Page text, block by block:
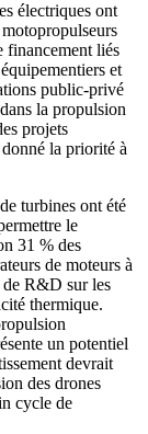
électriques ont
financement liés
et
public-privé
la propulsion
projets
la priorité à
turbines ont été
le
31 % des
de moteurs à
de R&D sur les
thermique.
un potentiel
devrait
des drones
cycle de